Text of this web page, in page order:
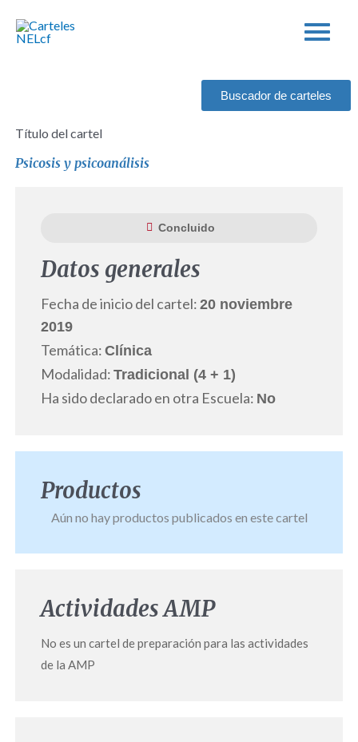
Buscador de carteles
Título del cartel
Psicosis y psicoanálisis
Concluido
Datos generales
Fecha de inicio del cartel: 20 noviembre
2019
Temática: Clínica
Modalidad: Tradicional (4 + 1)
Ha sido declarado en otra Escuela: No
Productos
Aún no hay productos publicados en este cartel
Actividades AMP
No es un cartel de preparación para las actividades
de la AMP